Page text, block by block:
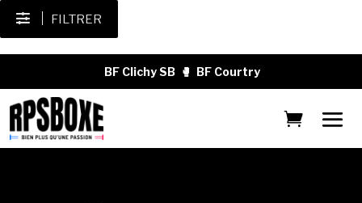
FILTRER
BF Clichy SB 🥊 BF Courtry